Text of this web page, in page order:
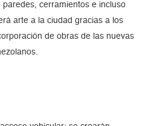
cerramientos e incluso
arte a la ciudad gracias a los
de obras de las nuevas